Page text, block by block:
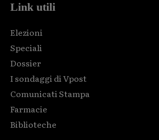
Link utili
Elezioni
Speciali
Dossier
I sondaggi di Vpost
Comunicati Stampa
Farmacie
Biblioteche